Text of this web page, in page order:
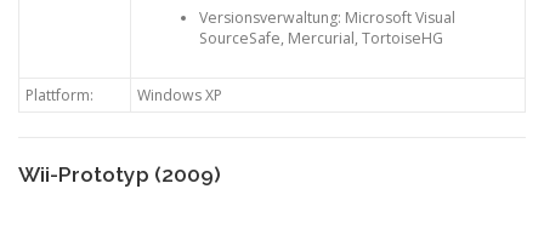
Versionsverwaltung: Microsoft Visual
SourceSafe, Mercurial, TortoiseHG
Plattform: Windows XP
Wii-Prototyp (2009)